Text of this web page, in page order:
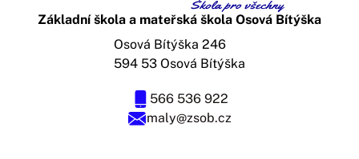
Základní škola a mateřská škola Osová Bítýška
maly@zsob.cz
566 536 922
Osová Bítýška 246
594 53 Osová Bítýška